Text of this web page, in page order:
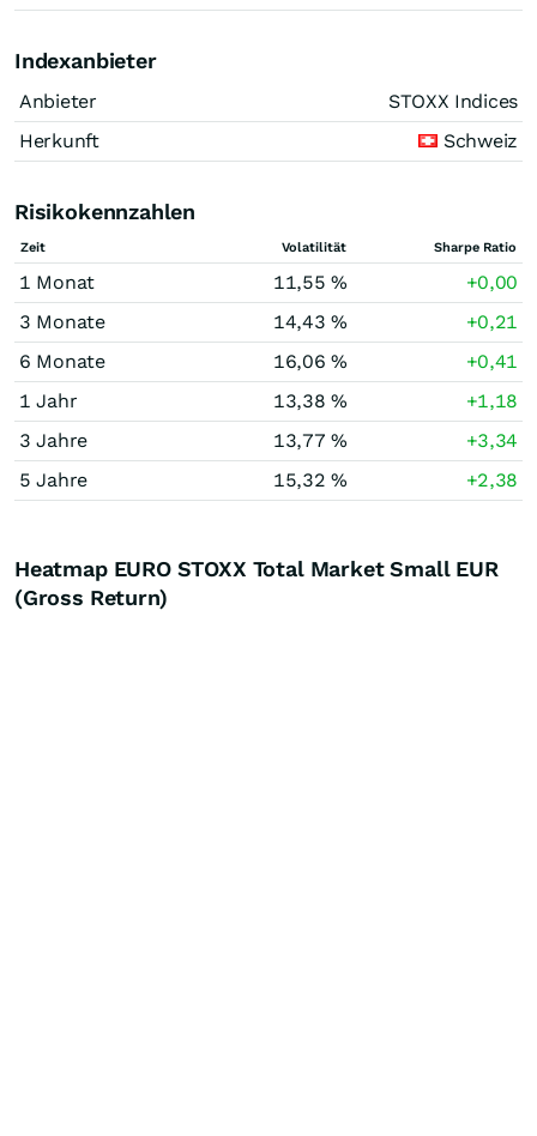
Indexanbieter
Anbieter
STOXX Indices
Herkunft
Schweiz
Risikokennzahlen
Zeit Volatilität Sharpe Ratio
1 Monat 11,55 %
+0,00
3 Monate
14,43 %
+0,21
6 Monate
16,06 %
+0,41
1 Jahr
13,38 %
+1,18
3 Jahre
13,77 %
+3,34
5 Jahre
15,32 % +2,38
Heatmap EURO STOXX Total Market Small EUR
(Gross Return)